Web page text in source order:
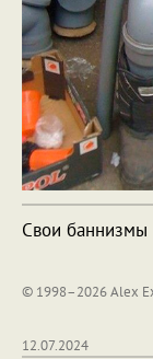
Свои баннизмы
© 1998–2026 Alex
12.07.2024